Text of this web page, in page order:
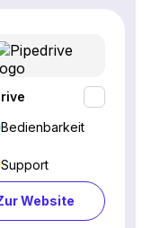
Bedienbarkeit
Support
Website